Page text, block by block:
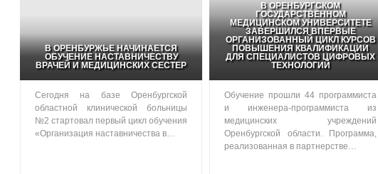
В ОРЕНБУРЖЬЕ НАЧИНАЕТСЯ
ОБУЧЕНИЕ НАСТАВНИЧЕСТВУ
ВРАЧЕЙ И МЕДИЦИНСКИХ СЕСТЕР
Сегодня на базе Оренбургской
областной клинической больницы
№2 стартовал первый цикл обучения
«Организация наставничества в…
В ОРЕНБУРГСКОМ
ГОСУДАРСТВЕННОМ
МЕДИЦИНСКОМ УНИВЕРСИТЕТЕ
ЗАВЕРШИЛСЯ ВПЕРВЫЕ
ОРГАНИЗОВАННЫЙ ЦИКЛ КУРСОВ
ПОВЫШЕНИЯ КВАЛИФИКАЦИИ
ДЛЯ СПЕЦИАЛИСТОВ ЦИФРОВЫХ
ТЕХНОЛОГИЙ
Обучение прошли 44 программиста
и инженера-программиста из
медицинских учреждений
Оренбургской области. Программа,
реализованная в партнерстве…